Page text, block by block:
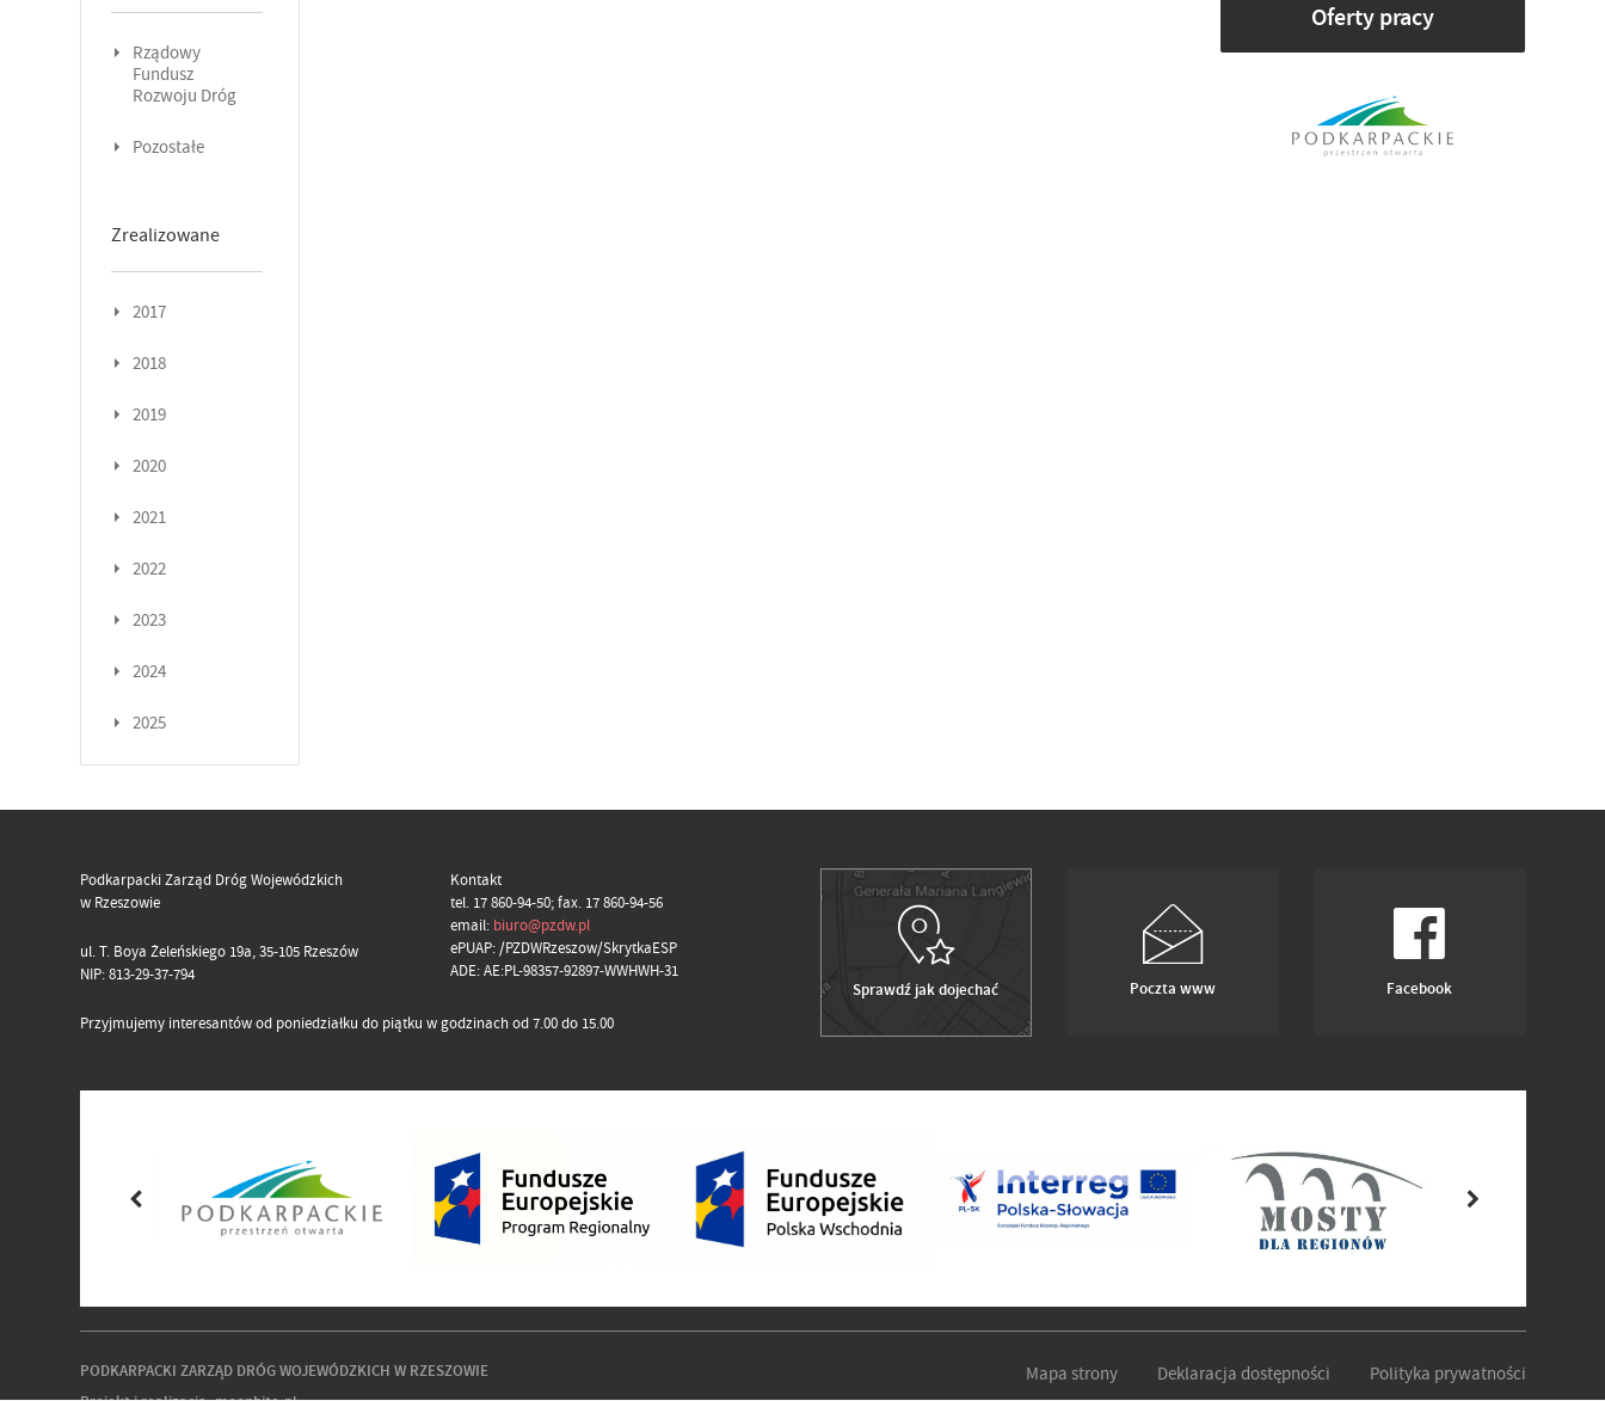
Rządowy
Fundusz
Rozwoju Dróg
Pozostałe
Zrealizowane
2017
2018
2019
2020
2021
2022
2023
2024
2025
Oferty pracy
Podkarpacki Zarząd Dróg Wojewódzkich
w Rzeszowie
ul. T. Boya Żeleńskiego 19a, 35-105 Rzeszów
NIP: 813-29-37-794
Kontakt
tel. 17 860-94-50; fax. 17 860-94-56
email: biuro@pzdw.pl
ePUAP: /PZDWRzeszow/SkrytkaESP
ADE: AE:PL-98357-92897-WWHWH-31
Przyjmujemy interesantów od poniedziałku do piątku w godzinach od 7.00 do 15.00
Sprawdź jak dojechać Poczta www Facebook
PODKARPACKI ZARZĄD DRÓG WOJEWÓDZKICH W RZESZOWIE
Mapa strony Deklaracja dostępności Polityka prywatności